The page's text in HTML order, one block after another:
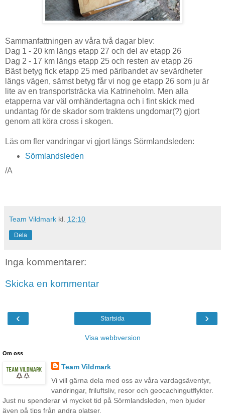
Sammanfattningen av våra två dagar blev:
Dag 1 - 20 km längs etapp 27 och del av etapp 26
Dag 2 - 17 km längs etapp 25 och resten av etapp 26
Bäst betyg fick etapp 25 med pärlbandet av sevärdheter
längs vägen, sämst betyg får vi nog ge etapp 26 som ju är
lite av en transportsträcka via Katrineholm. Men alla
etapperna var väl omhändertagna och i fint skick med
undantag för de skador som traktens ungdomar(?) gjort
genom att köra cross i skogen.
Läs om fler vandringar vi gjort längs Sörmlandsleden:
Sörmlandsleden
/A
Team Vildmark kl. 12:10
Dela
Inga kommentarer:
Skicka en kommentar
‹ ›
Startsida
Visa webbversion
Om oss
Team Vildmark
Vi vill gärna dela med oss av våra vardagsäventyr,
vandringar, friluftsliv, resor och geocachingutflykter.
Just nu spenderar vi mycket tid på Sörmlandsleden, men bjuder
även på tips från andra platser.